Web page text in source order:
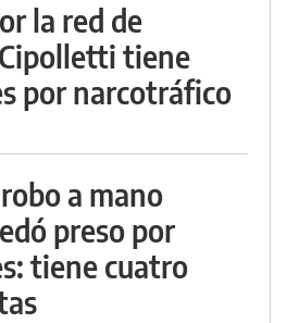
la red de
tiene
por narcotráfico
a mano
preso por
tiene cuatro